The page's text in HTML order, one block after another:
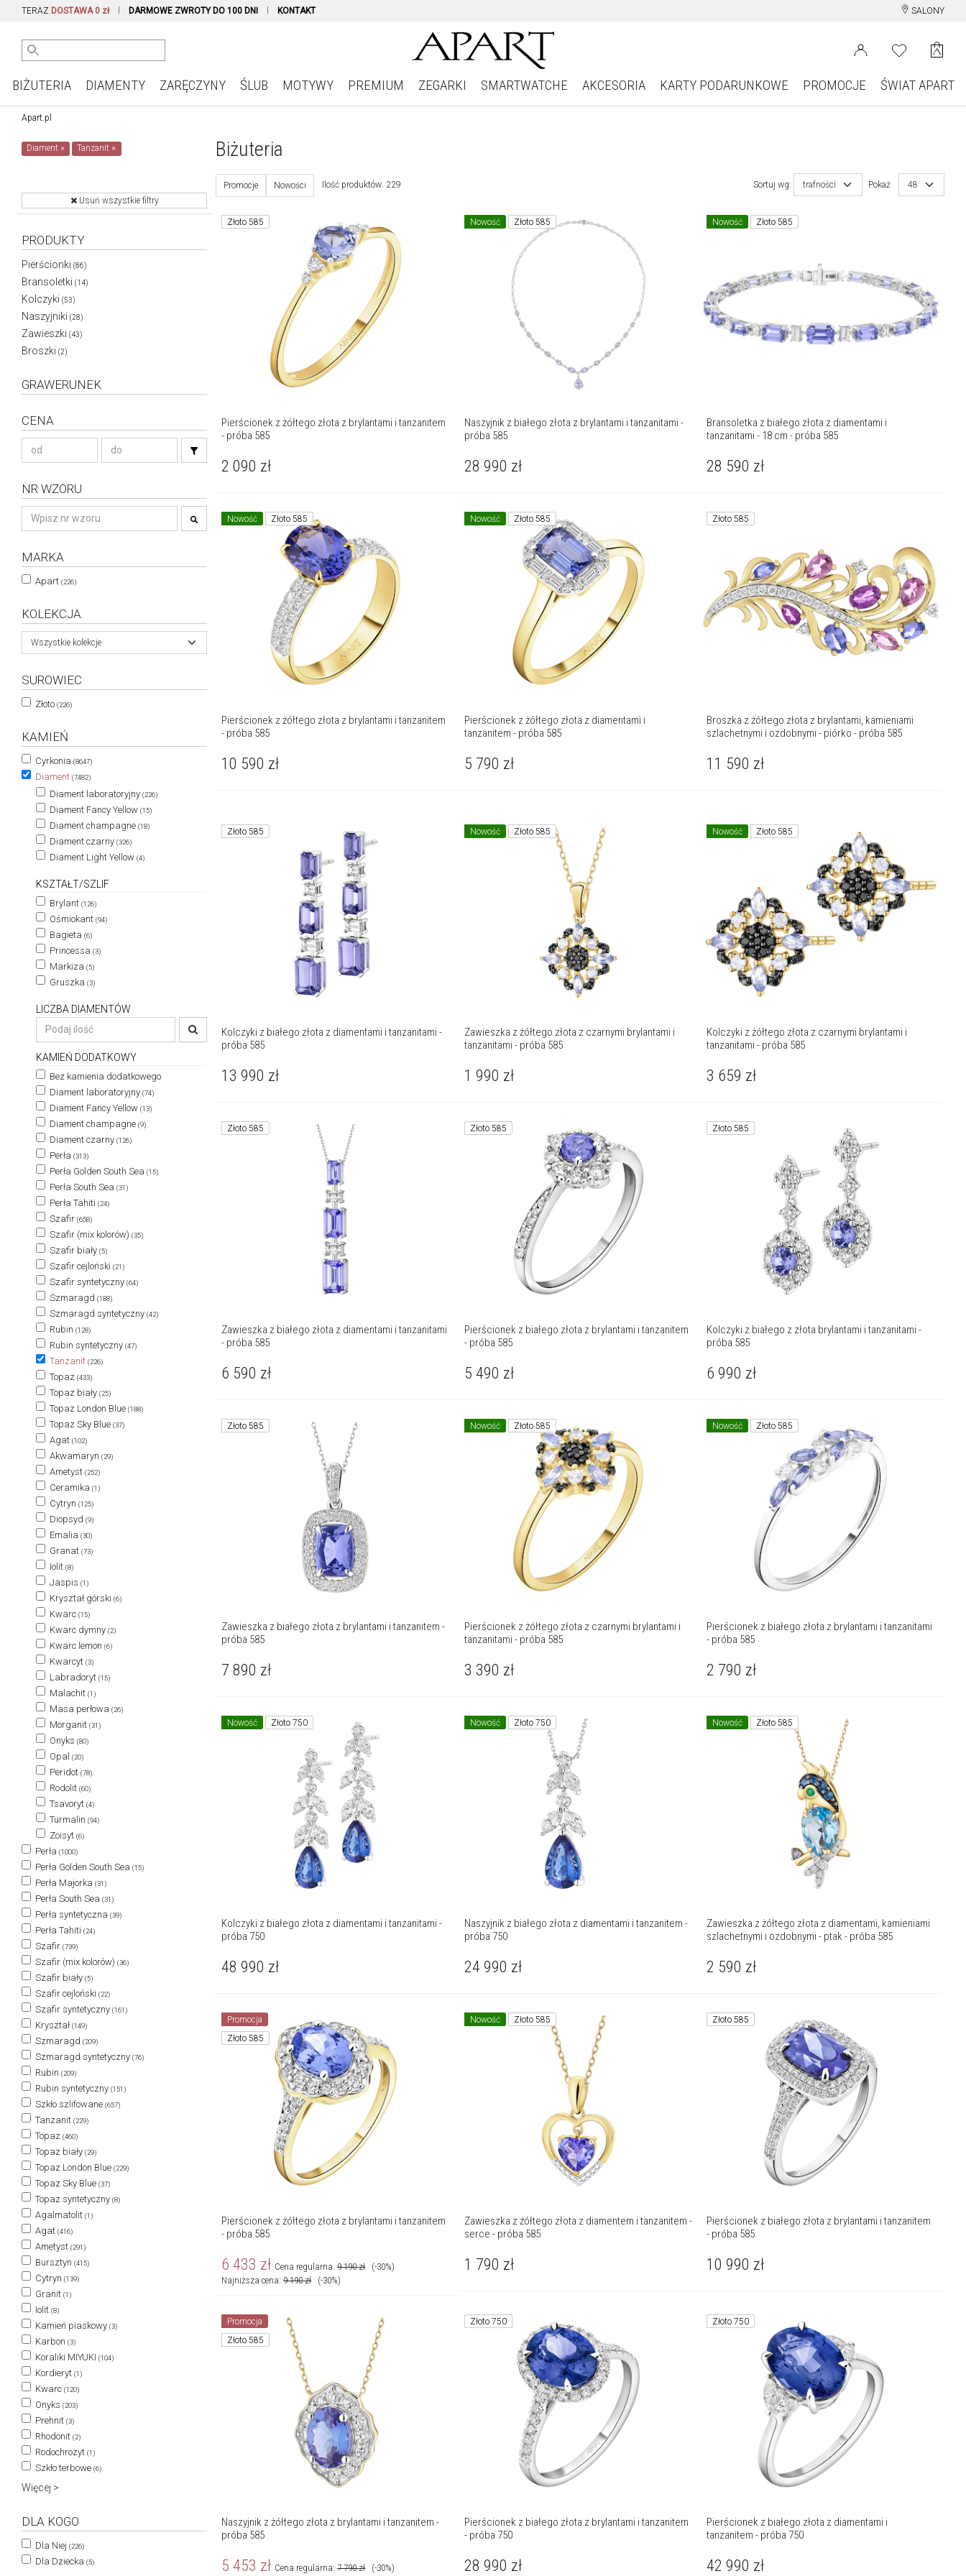
TERAZ DOSTAWA 0 zł DARMOWE ZWROTY DO 100 DNI KONTAKT SALONY
BIŻUTERIA DIAMENTY ZARĘCZYNY ŚLUB MOTYWY PREMIUM ZEGARKI SMARTWATCHE AKCESORIA KARTY PODARUNKOWE PROMOCJE ŚWIAT APART
Apart.pl
Diament× Tanzanit×
Usuń wszystkie filtry
PRODUKTY
Pierścionki (86)
Bransoletki (14)
Kolczyki (53)
Naszyjniki (28)
Zawieszki (43)
Broszki (2)
GRAWERUNEK
CENA
NR WZORU
MARKA
Apart (226)
KOLEKCJA
Wszystkie kolekcje
SUROWIEC
Złoto (226)
KAMIEŃ
Cyrkonia (8647)
Diament (7482)
Diament laboratoryjny (226)
Diament Fancy Yellow (15)
Diament champagne (18)
Diament czarny (326)
Diament Light Yellow (4)
KSZTAŁT/SZLIF
Brylant (126)
Ośmiokant (94)
Bagieta (6)
Princessa (3)
Markiza (5)
Gruszka (3)
LICZBA DIAMENTÓW
KAMIEŃ DODATKOWY
Bez kamienia dodatkowego
Diament laboratoryjny (74)
Diament Fancy Yellow (13)
Diament champagne (9)
Diament czarny (126)
Perła (313)
Perła Golden South Sea (15)
Perła South Sea (31)
Perła Tahiti (24)
Szafir (658)
Szafir (mix kolorów) (35)
Szafir biały (5)
Szafir cejloński (21)
Szafir syntetyczny (64)
Szmaragd (188)
Szmaragd syntetyczny (42)
Rubin (128)
Rubin syntetyczny (47)
Tanzanit (226)
Topaz (433)
Topaz biały (25)
Topaz London Blue (188)
Topaz Sky Blue (37)
Agat (102)
Akwamaryn (29)
Ametyst (252)
Ceramika (1)
Cytryn (125)
Diopsyd (9)
Emalia (30)
Granat (73)
Iolit (8)
Jaspis (1)
Kryształ górski (6)
Kwarc (15)
Kwarc dymny (2)
Kwarc lemon (6)
Kwarcyt (3)
Labradoryt (15)
Malachit (1)
Masa perłowa (26)
Morganit (31)
Onyks (80)
Opal (20)
Peridot (78)
Rodolit (60)
Tsavoryt (4)
Turmalin (94)
Zoisyt (6)
Perła (1000)
Perła Golden South Sea (15)
Perła Majorka (31)
Perła South Sea (31)
Perła syntetyczna (39)
Perła Tahiti (24)
Szafir (739)
Szafir (mix kolorów) (36)
Szafir biały (5)
Szafir cejloński (22)
Szafir syntetyczny (161)
Kryształ (149)
Szmaragd (209)
Szmaragd syntetyczny (76)
Rubin (209)
Rubin syntetyczny (151)
Szkło szlifowane (657)
Tanzanit (229)
Topaz (460)
Topaz biały (29)
Topaz London Blue (229)
Topaz Sky Blue (37)
Topaz syntetyczny (8)
Agalmatolit (1)
Agat (416)
Ametyst (291)
Bursztyn (415)
Cytryn (139)
Granit (1)
Iolit (8)
Kamień piaskowy (3)
Karbon (3)
Koraliki MIYUKI (104)
Kordieryt (1)
Kwarc (120)
Onyks (203)
Prehnit (3)
Rhodonit (2)
Rodochrozyt (1)
Szkło terbowe (6)
Więcej >
DLA KOGO
Dla Niej (226)
Dla Dziecka (5)
Biżuteria
Sortuj wg: trafności Pokaż 48
Promocje Nowości Ilość produktów: 229
Złoto 585
Pierścionek z żółtego złota z brylantami i tanzanitem
- próba 585
2 090 zł
Nowość Złoto 585
Naszyjnik z białego złota z brylantami i tanzanitami -
próba 585
28 990 zł
Nowość Złoto 585
Bransoletka z białego złota z diamentami i
tanzanitami - 18 cm - próba 585
28 590 zł
Nowość Złoto 585
Pierścionek z żółtego złota z brylantami i tanzanitem
- próba 585
10 590 zł
Nowość Złoto 585
Pierścionek z żółtego złota z diamentami i
tanzanitem - próba 585
5 790 zł
Złoto 585
Broszka z żółtego złota z brylantami, kamieniami
szlachetnymi i ozdobnymi - piórko - próba 585
11 590 zł
Złoto 585
Kolczyki z białego złota z diamentami i tanzanitami -
próba 585
13 990 zł
Nowość Złoto 585
Zawieszka z żółtego złota z czarnymi brylantami i
tanzanitami - próba 585
1 990 zł
Nowość Złoto 585
Kolczyki z żółtego złota z czarnymi brylantami i
tanzanitami - próba 585
3 659 zł
Złoto 585
Zawieszka z białego złota z diamentami i tanzanitami
- próba 585
6 590 zł
Złoto 585
Pierścionek z białego złota z brylantami i tanzanitem
- próba 585
5 490 zł
Złoto 585
Kolczyki z białego z złota brylantami i tanzanitami -
próba 585
6 990 zł
Złoto 585
Zawieszka z białego złota z brylantami i tanzanitem -
próba 585
7 890 zł
Nowość Złoto 585
Pierścionek z żółtego złota z czarnymi brylantami i
tanzanitami - próba 585
3 390 zł
Nowość Złoto 585
Pierścionek z białego złota z brylantami i tanzanitami
- próba 585
2 790 zł
Nowość Złoto 750
Kolczyki z białego złota z diamentami i tanzanitami -
próba 750
48 990 zł
Nowość Złoto 750
Naszyjnik z białego złota z diamentami i tanzanitem -
próba 750
24 990 zł
Nowość Złoto 585
Zawieszka z żółtego złota z diamentami, kamieniami
szlachetnymi i ozdobnymi - ptak - próba 585
2 590 zł
Promocja
Złoto 585
Pierścionek z żółtego złota z brylantami i tanzanitem
- próba 585
6 433 zł Cena regularna:9 190 zł
(-30%)
Najniższa cena:9 190 zł (-30%)
Nowość Złoto 585
Zawieszka z żółtego złota z diamentem i tanzanitem -
serce - próba 585
1 790 zł
Złoto 585
Pierścionek z białego złota z brylantami i tanzanitem
- próba 585
10 990 zł
Promocja
Złoto 585
Naszyjnik z żółtego złota z brylantami i tanzanitem -
próba 585
5 453 zł Cena regularna:7 790 zł (-30%)
Złoto 750
Pierścionek z białego złota z brylantami i tanzanitem
- próba 750
28 990 zł
Złoto 750
Pierścionek z białego złota z diamentami i
tanzanitem - próba 750
42 990 zł